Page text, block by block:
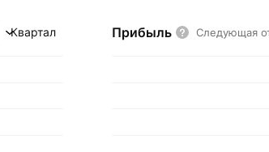
Квартал Прибыль Следующая